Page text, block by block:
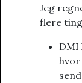
Jeg
flere
DMI
hvor